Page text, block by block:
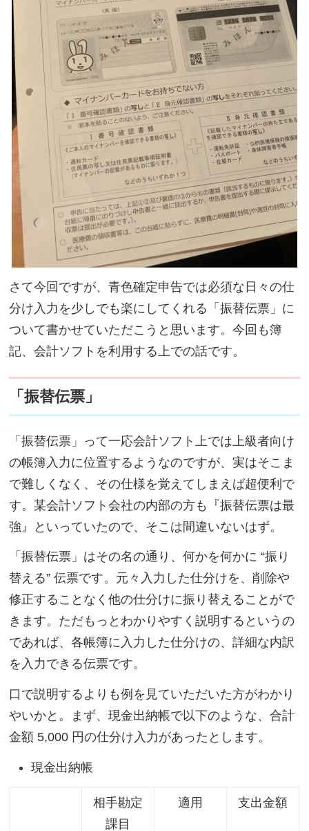
さて今回ですが、青色確定申告では必須な日々の仕
分け入力を少しでも楽にしてくれる「振替伝票」に
ついて書かせていただこうと思います。今回も簿
記、会計ソフトを利用する上での話です。
「振替伝票」
「振替伝票」って一応会計ソフト上では上級者向け
の帳簿入力に位置するようなのですが、実はそこま
で難しくなく、その仕様を覚えてしまえば超便利で
す。某会計ソフト会社の内部の方も『振替伝票は最
強』といっていたので、そこは間違いないはず。
「振替伝票」はその名の通り、何かを何かに “振り
替える” 伝票です。元々入力した仕分けを、削除や
修正することなく他の仕分けに振り替えることがで
きます。ただもっとわかりやすく説明するというの
であれば、各帳簿に入力した仕分けの、詳細な内訳
を入力できる伝票です。
口で説明するよりも例を見ていただいた方がわかり
やいかと。まず、現金出納帳で以下のような、合計
金額 5,000 円の仕分け入力があったとします。
現金出納帳
相手勘定
課目
適用 支出金額